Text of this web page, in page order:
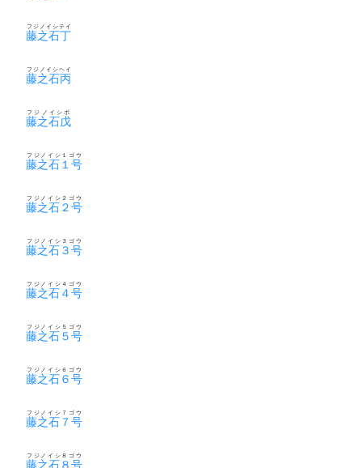
藤之石丁
フジノイシテイ
藤之石丙
フジノイシヘイ
藤之石戊
フジノイシボ
藤之石１号
フジノイシ１ゴウ
藤之石２号
フジノイシ２ゴウ
藤之石３号
フジノイシ３ゴウ
藤之石４号
フジノイシ４ゴウ
藤之石５号
フジノイシ５ゴウ
藤之石６号
フジノイシ６ゴウ
藤之石７号
フジノイシ７ゴウ
藤之石８号
フジノイシ８ゴウ